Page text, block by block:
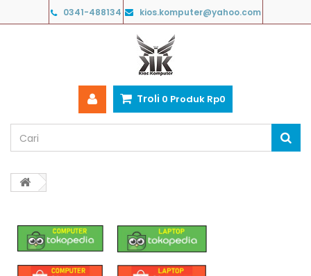
0341-488134 kios.komputer@yahoo.com
Troli 0 Produk Rp‎0